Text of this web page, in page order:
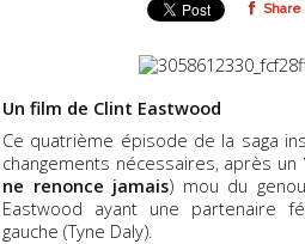
Share
Un film de Clint Eastwood
Ce quatrième épisode de la saga
changements nécessaires, après un
ne renonce jamais) mou du
Eastwood ayant une partenaire
gauche (Tyne Daly).